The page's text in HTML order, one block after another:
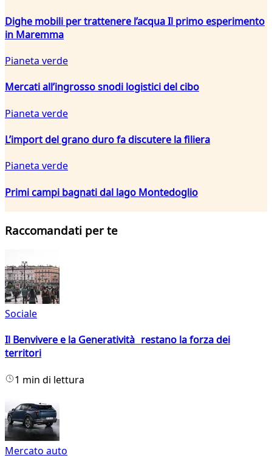
Dighe mobili per trattenere l’acqua Il primo esperimento
in Maremma
Pianeta verde
Mercati all’ingrosso snodi logistici del cibo
Pianeta verde
L’import del grano duro fa discutere la filiera
Pianeta verde
Primi campi bagnati dal lago Montedoglio
Raccomandati per te
Sociale
Il Benvivere e la Generatività restano la forza dei
territori
1 min di lettura
Mercato auto